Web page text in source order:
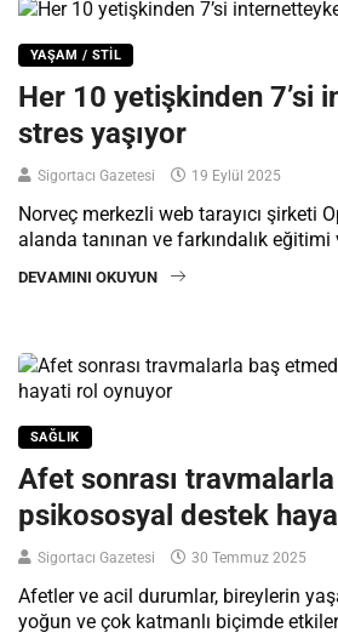
YAŞAM / STIL
Her 10 yetişkinden 7’si
stres yaşıyor
Sigortacı Gazetesi 19 Eylül 2025
Norveç merkezli web tarayıcı şirketi
alanda tanınan ve farkındalık eğitimi
DEVAMINI OKUYUN
SAĞLIK
Afet sonrası
psikososyal destek
Sigortacı Gazetesi 30 Temmuz 2025
Afetler ve acil durumlar, bireylerin
yoğun ve çok katmanlı biçimde